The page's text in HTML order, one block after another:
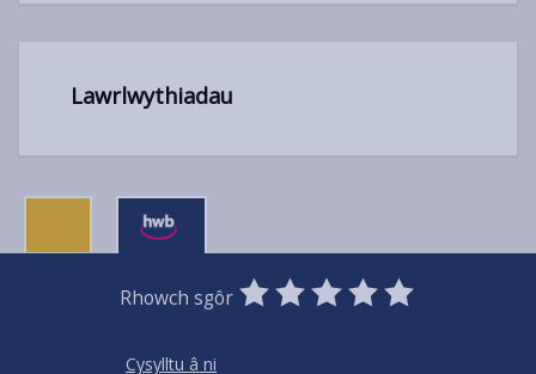
Lawrlwythiadau
Rhowch sgôr
0
Stars
1
Star
2
Stars
3
Stars
4
Stars
5
Stars
Cysylltu â ni